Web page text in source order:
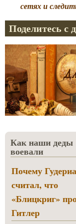
сетях и
Поделитесь с
Как наши деды
воевали
Почему
считал, что
«Блицкриг»
Гитлер